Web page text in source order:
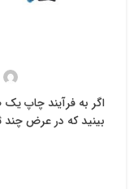
اگر به فرآیند چاپ